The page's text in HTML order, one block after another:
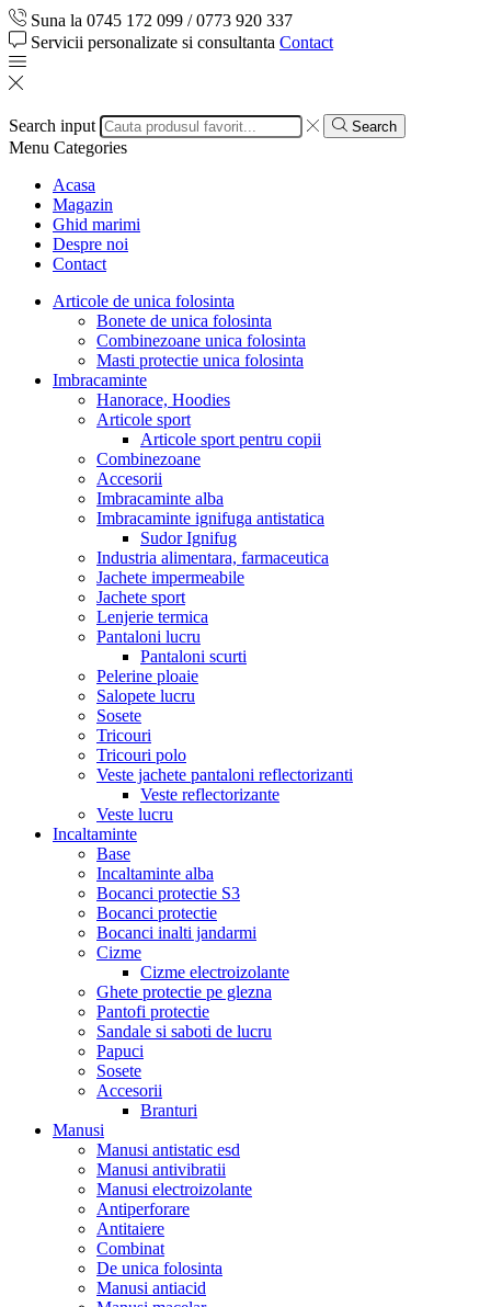
Suna la 0745 172 099 / 0773 920 337
Servicii personalizate si consultanta Contact
Search input Search
Menu Categories
Acasa
Magazin
Ghid marimi
Despre noi
Contact
Articole de unica folosinta
Bonete de unica folosinta
Combinezoane unica folosinta
Masti protectie unica folosinta
Imbracaminte
Hanorace, Hoodies
Articole sport
Articole sport pentru copii
Combinezoane
Accesorii
Imbracaminte alba
Imbracaminte ignifuga antistatica
Sudor Ignifug
Industria alimentara, farmaceutica
Jachete impermeabile
Jachete sport
Lenjerie termica
Pantaloni lucru
Pantaloni scurti
Pelerine ploaie
Salopete lucru
Sosete
Tricouri
Tricouri polo
Veste jachete pantaloni reflectorizanti
Veste reflectorizante
Veste lucru
Incaltaminte
Base
Incaltaminte alba
Bocanci protectie S3
Bocanci protectie
Bocanci inalti jandarmi
Cizme
Cizme electroizolante
Ghete protectie pe glezna
Pantofi protectie
Sandale si saboti de lucru
Papuci
Sosete
Accesorii
Branturi
Manusi
Manusi antistatic esd
Manusi antivibratii
Manusi electroizolante
Antiperforare
Antitaiere
Combinat
De unica folosinta
Manusi antiacid